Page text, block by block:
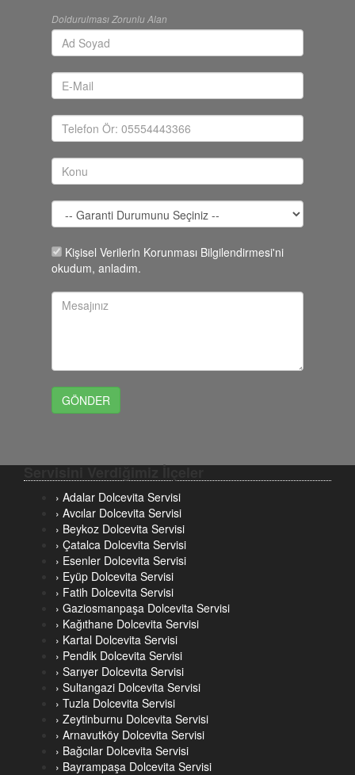
Doldurulması Zorunlu Alan
Kişisel Verilerin Korunması Bilgilendirmesi'ni
okudum, anladım.
Servisini Verdiğimiz İlçeler
› Adalar Dolcevita Servisi
› Avcılar Dolcevita Servisi
› Beykoz Dolcevita Servisi
› Çatalca Dolcevita Servisi
› Esenler Dolcevita Servisi
› Eyüp Dolcevita Servisi
› Fatih Dolcevita Servisi
› Gaziosmanpaşa Dolcevita Servisi
› Kağıthane Dolcevita Servisi
› Kartal Dolcevita Servisi
› Pendik Dolcevita Servisi
› Sarıyer Dolcevita Servisi
› Sultangazi Dolcevita Servisi
› Tuzla Dolcevita Servisi
› Zeytinburnu Dolcevita Servisi
› Arnavutköy Dolcevita Servisi
› Bağcılar Dolcevita Servisi
› Bayrampaşa Dolcevita Servisi